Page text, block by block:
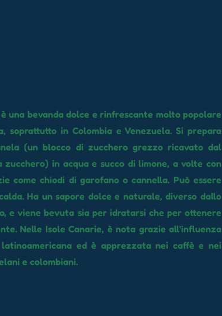
una bevanda dolce e rinfrescante molto popolare
soprattutto in Colombia e Venezuela. Si prepara
(un blocco di zucchero grezzo ricavato dal
zucchero) in acqua e succo di limone, a volte con
come chiodi di garofano o cannella. Può essere
Ha un sapore dolce e naturale, diverso dallo
e viene bevuta sia per idratarsi che per ottenere
Nelle Isole Canarie, è nota grazie all'influenza
ed è apprezzata nei caffè e nei
e colombiani.